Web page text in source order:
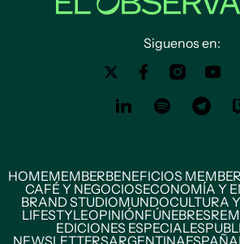
Siguenos en:
HOMEMEMBERBENEFICIOS MEMBER
CAFÉ Y NEGOCIOSECONOMÍA Y
BRAND STUDIOMUNDOCULTURA
LIFESTYLEOPINIÓNFÚNEBRES
EDICIONES ESPECIALES
NEWSLETTERSARGENTINAESPAÑA